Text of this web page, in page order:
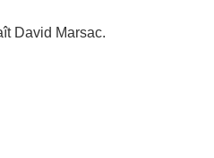
David Marsac.